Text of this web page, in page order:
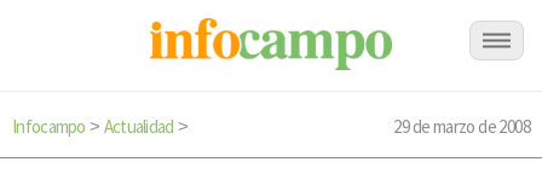
Infocampo > Actualidad > 29 de marzo de 2008